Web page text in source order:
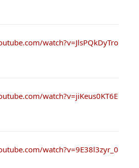
watch?v=JlsPQkDyTro
watch?v=jiKeus0KT6E
watch?v=9E38l3zyr_0